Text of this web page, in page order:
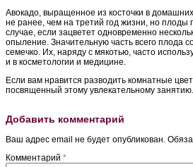
Авокадо, выращенное из косточки в
не ранее, чем на третий год жизни, но плоды
случае, если зацветет одновременно
опыление. Значительную часть всего плода
семечко. Их, наряду с мякотью, часто
и в косметологии и медицине.
Если вам нравится разводить комнатные
посвященный этому увлекательному занятию.
Добавить комментарий
Ваш адрес email не будет опубликован.
Комментарий *